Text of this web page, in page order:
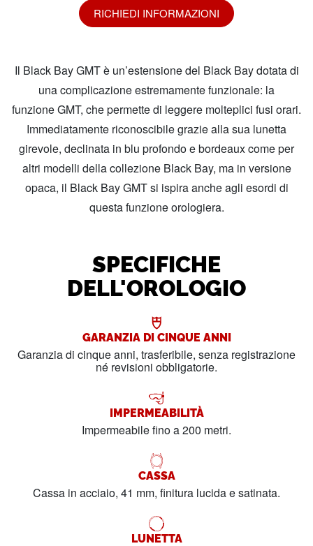
RICHIEDI INFORMAZIONI
Il Black Bay GMT è un’estensione del Black Bay dotata di
una complicazione estremamente funzionale: la
funzione GMT, che permette di leggere molteplici fusi orari.
Immediatamente riconoscibile grazie alla sua lunetta
girevole, declinata in blu profondo e bordeaux come per
altri modelli della collezione Black Bay, ma in versione
opaca, il Black Bay GMT si ispira anche agli esordi di
questa funzione orologiera.
SPECIFICHE
DELL'OROLOGIO
GARANZIA DI CINQUE ANNI
Garanzia di cinque anni, trasferibile, senza registrazione
né revisioni obbligatorie.
IMPERMEABILITÀ
Impermeabile fino a 200 metri.
CASSA
Cassa in acciaio, 41 mm, finitura lucida e satinata.
LUNETTA